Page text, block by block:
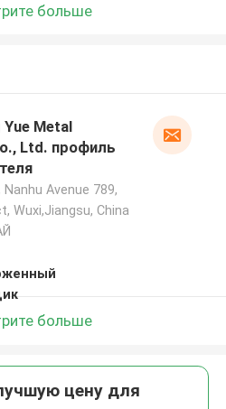
больше
Yue Metal
Ltd. профиль
Nanhu Avenue 789,
Wuxi,Jiangsu, China
больше
цену для